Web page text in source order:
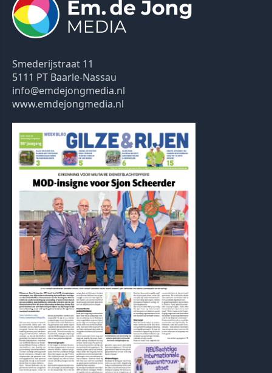
Smederijstraat 11
5111 PT Baarle-Nassau
info@emdejongmedia.nl
www.emdejongmedia.nl